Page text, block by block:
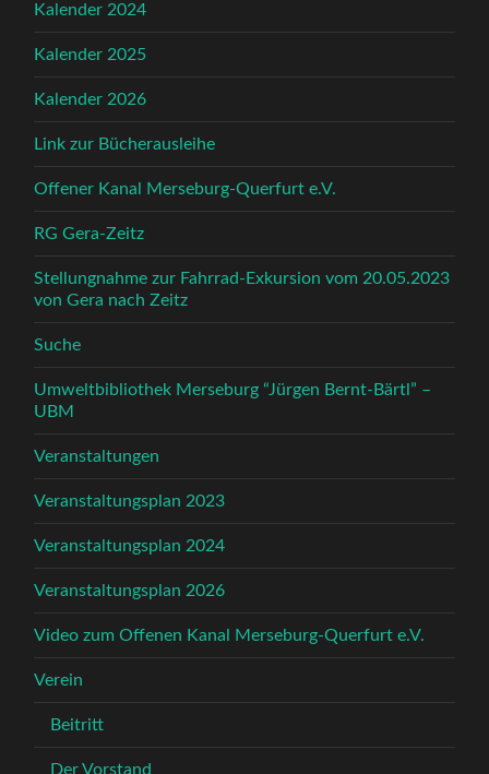
Kalender 2024
Kalender 2025
Kalender 2026
Link zur Bücherausleihe
Offener Kanal Merseburg-Querfurt e.V.
RG Gera-Zeitz
Stellungnahme zur Fahrrad-Exkursion vom 20.05.2023
von Gera nach Zeitz
Suche
Umweltbibliothek Merseburg “Jürgen Bernt-Bärtl” –
UBM
Veranstaltungen
Veranstaltungsplan 2023
Veranstaltungsplan 2024
Veranstaltungsplan 2026
Video zum Offenen Kanal Merseburg-Querfurt e.V.
Verein
Beitritt
Der Vorstand